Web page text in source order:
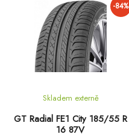
-84%
GT Radial FE1 City 185/55 R
16 87V
Skladem externě